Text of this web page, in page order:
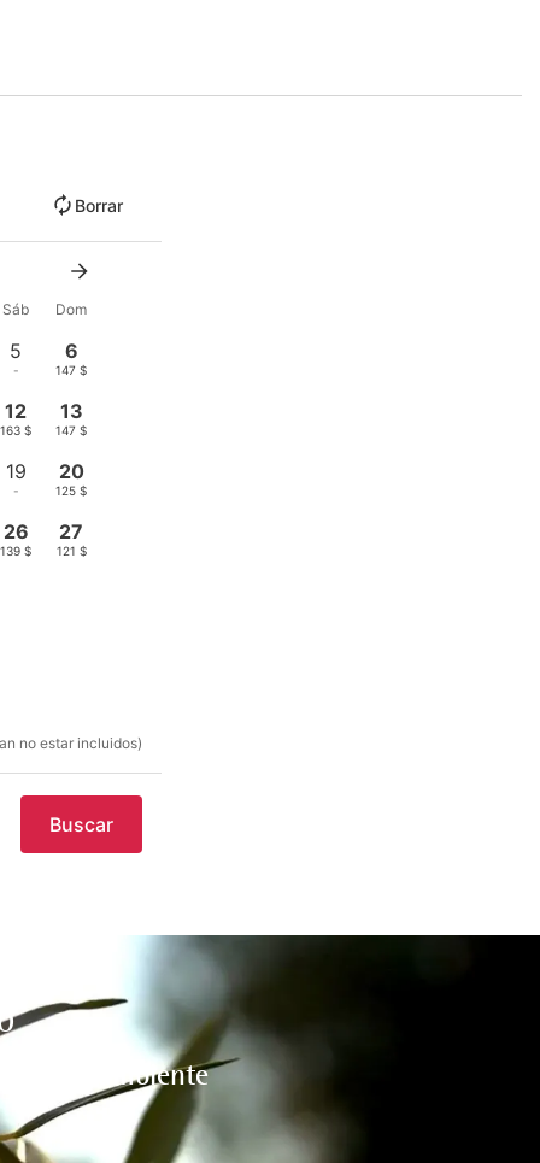
Borrar
Sáb Dom
5
-
6
147 $
12
163 $
13
147 $
19
-
20
125 $
26
139 $
27
121 $
no estar incluidos)
Buscar
medio ambiente